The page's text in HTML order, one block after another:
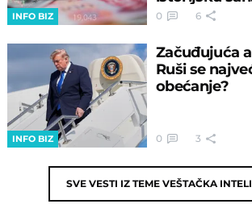
INFO BIZ 0 6
INFO BIZ
Začuđujuća
Ruši se
obećanje?
0 3
SVE VESTI IZ TEME VEŠTAČKA